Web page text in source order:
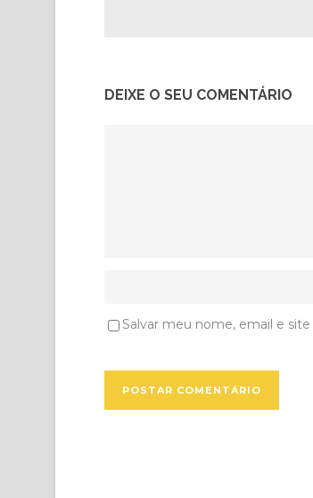
DEIXE O SEU COMENTÁRIO
Salvar meu nome, email e